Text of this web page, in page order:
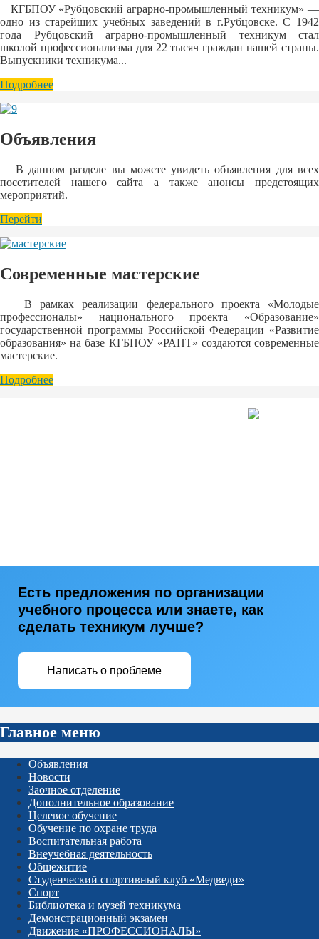
КГБПОУ «Рубцовский аграрно-промышленный техникум» —
одно из старейших учебных заведений в г.Рубцовске. С 1942
года Рубцовский аграрно-промышленный техникум стал
школой профессионализма для 22 тысяч граждан нашей страны.
Выпускники техникума...
Подробнее
Объявления
В данном разделе вы можете увидеть объявления для всех
посетителей нашего сайта а также анонсы предстоящих
мероприятий.
Перейти
Современные мастерские
В рамках реализации федерального проекта «Молодые
профессионалы» национального проекта «Образование»
государственной программы Российской Федерации «Развитие
образования» на базе КГБПОУ «РАПТ» создаются современные
мастерские.
Подробнее
Есть предложения по организации
учебного процесса или знаете, как
сделать техникум лучше?
Написать о проблеме
Главное меню
Объявления
Новости
Заочное отделение
Дополнительное образование
Целевое обучение
Обучение по охране труда
Воспитательная работа
Внеучебная деятельность
Общежитие
Студенческий спортивный клуб «Медведи»
Спорт
Библиотека и музей техникума
Демонстрационный экзамен
Движение «ПРОФЕССИОНАЛЫ»